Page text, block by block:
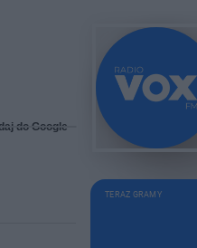
do Google
TERAZ GRAMY